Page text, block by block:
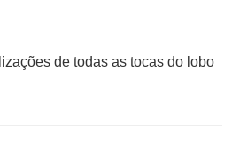
de todas as tocas do lobo